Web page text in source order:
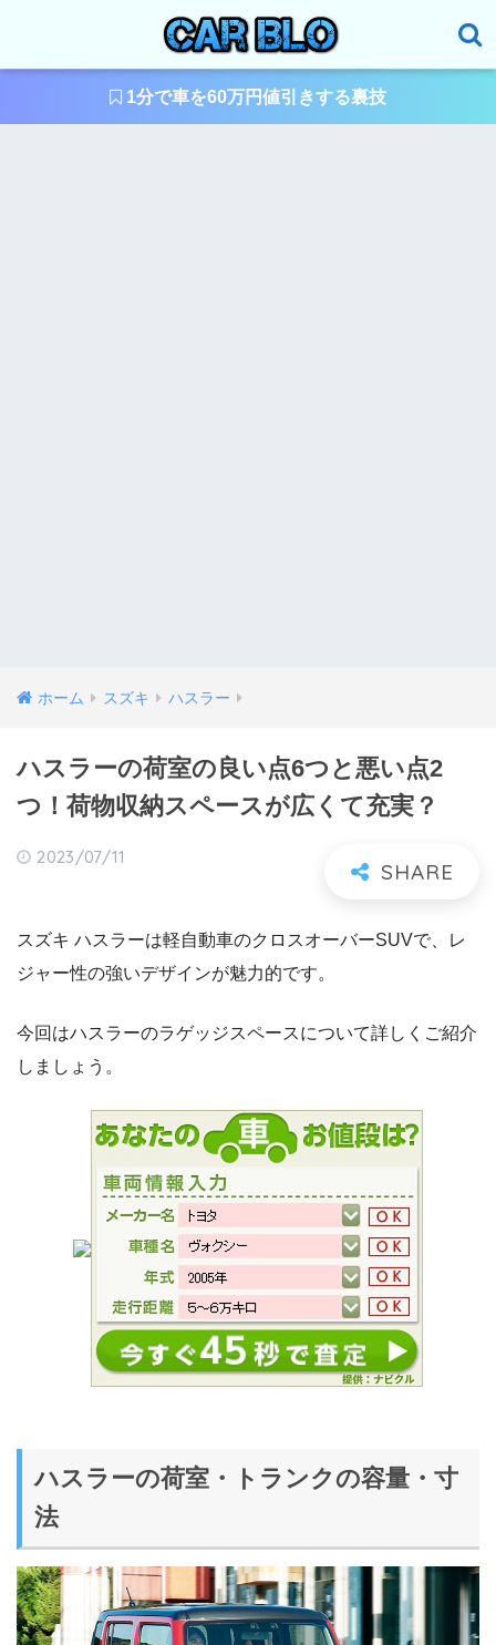
1分で車を60万円値引きする裏技
ホーム スズキ ハスラー
ハスラーの荷室の良い点6つと悪い点2
つ！荷物収納スペースが広くて充実？
2023/07/11
スズキ ハスラーは軽自動車のクロスオーバーSUVで、レ
ジャー性の強いデザインが魅力的です。
今回はハスラーのラゲッジスペースについて詳しくご紹介
しましょう。
ハスラーの荷室・トランクの容量・寸
法